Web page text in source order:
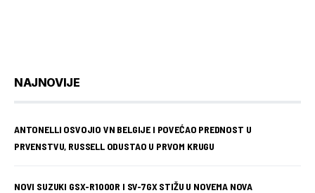
NAJNOVIJE
ANTONELLI OSVOJIO VN BELGIJE I POVEĆAO PREDNOST U
PRVENSTVU, RUSSELL ODUSTAO U PRVOM KRUGU
NOVI SUZUKI GSX-R1000R I SV-7GX STIŽU U NOVEMA NOVA